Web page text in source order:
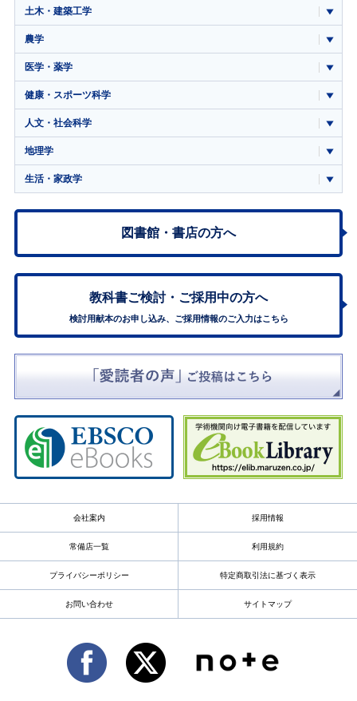
土木・建築工学
農学
医学・薬学
健康・スポーツ科学
人文・社会科学
地理学
生活・家政学
図書館・書店の方へ
教科書ご検討・ ご採用中の方へ
検討用献本のお申し込み、ご採用情報のご入力はこちら
会社案内 採用情報
常備店一覧 利用規約
プライバシーポリシー 特定商取引法に基づく表示
お問い合わせ サイトマップ